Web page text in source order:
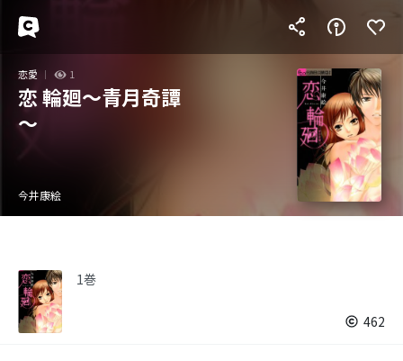
恋愛 1
恋 輪廻～青月奇譚
～
今井康絵
1巻
462